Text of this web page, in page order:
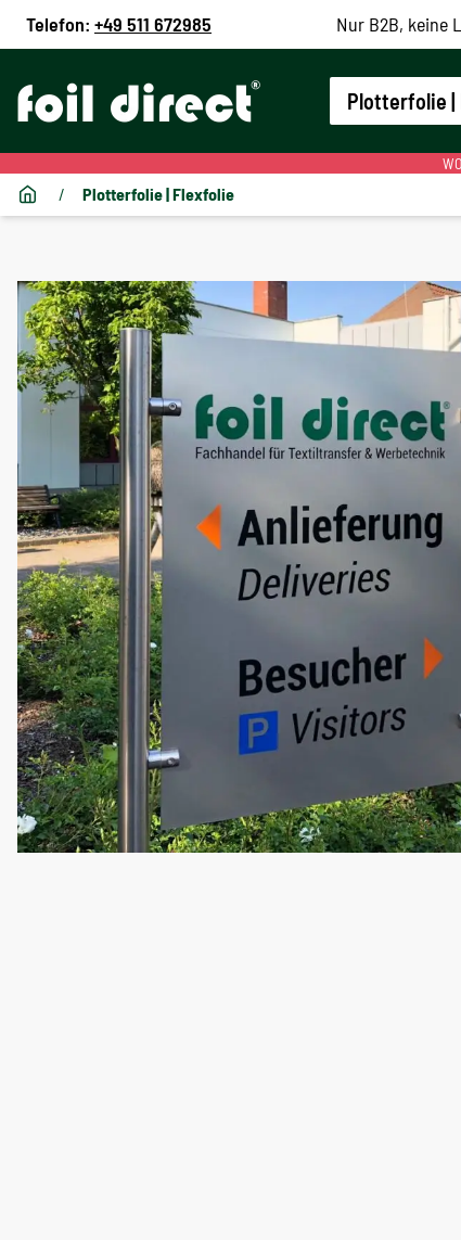
Telefon: +49 511 672985 Nur B2B, keine
Plotterfolie |
/ Plotterfolie | Flexfolie